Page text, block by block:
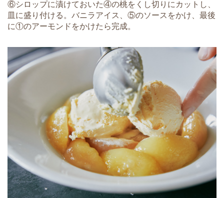
⑥シロップに漬けておいた④の桃をくし切りにカットし、
皿に盛り付ける。バニラアイス、⑤のソースをかけ、最後
に①のアーモンドをかけたら完成。